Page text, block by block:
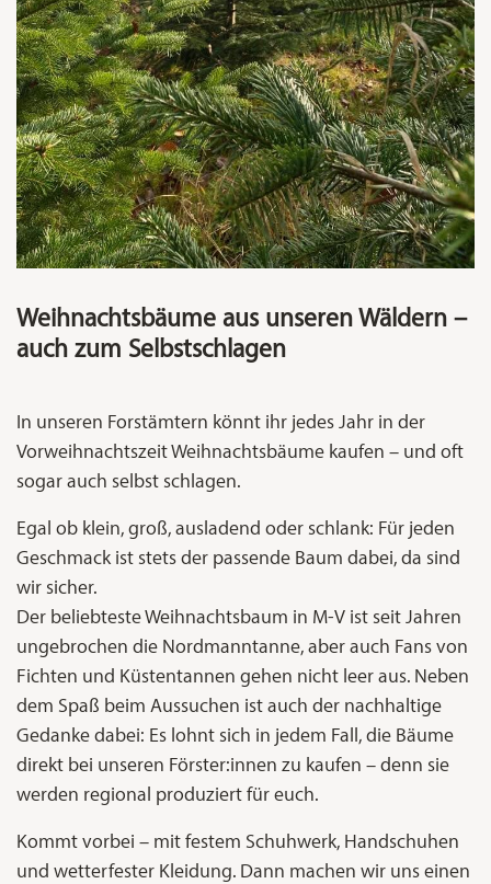
Weihnachtsbäume aus unseren Wäldern –
auch zum Selbstschlagen
In unseren Forstämtern könnt ihr jedes Jahr in der
Vorweihnachtszeit Weihnachtsbäume kaufen – und oft
sogar auch selbst schlagen.
Egal ob klein, groß, ausladend oder schlank: Für jeden
Geschmack ist stets der passende Baum dabei, da sind
wir sicher.
Der beliebteste Weihnachtsbaum in M-V ist seit Jahren
ungebrochen die Nordmanntanne, aber auch Fans von
Fichten und Küstentannen gehen nicht leer aus. Neben
dem Spaß beim Aussuchen ist auch der nachhaltige
Gedanke dabei: Es lohnt sich in jedem Fall, die Bäume
direkt bei unseren Förster:innen zu kaufen – denn sie
werden regional produziert für euch.
Kommt vorbei – mit festem Schuhwerk, Handschuhen
und wetterfester Kleidung. Dann machen wir uns einen